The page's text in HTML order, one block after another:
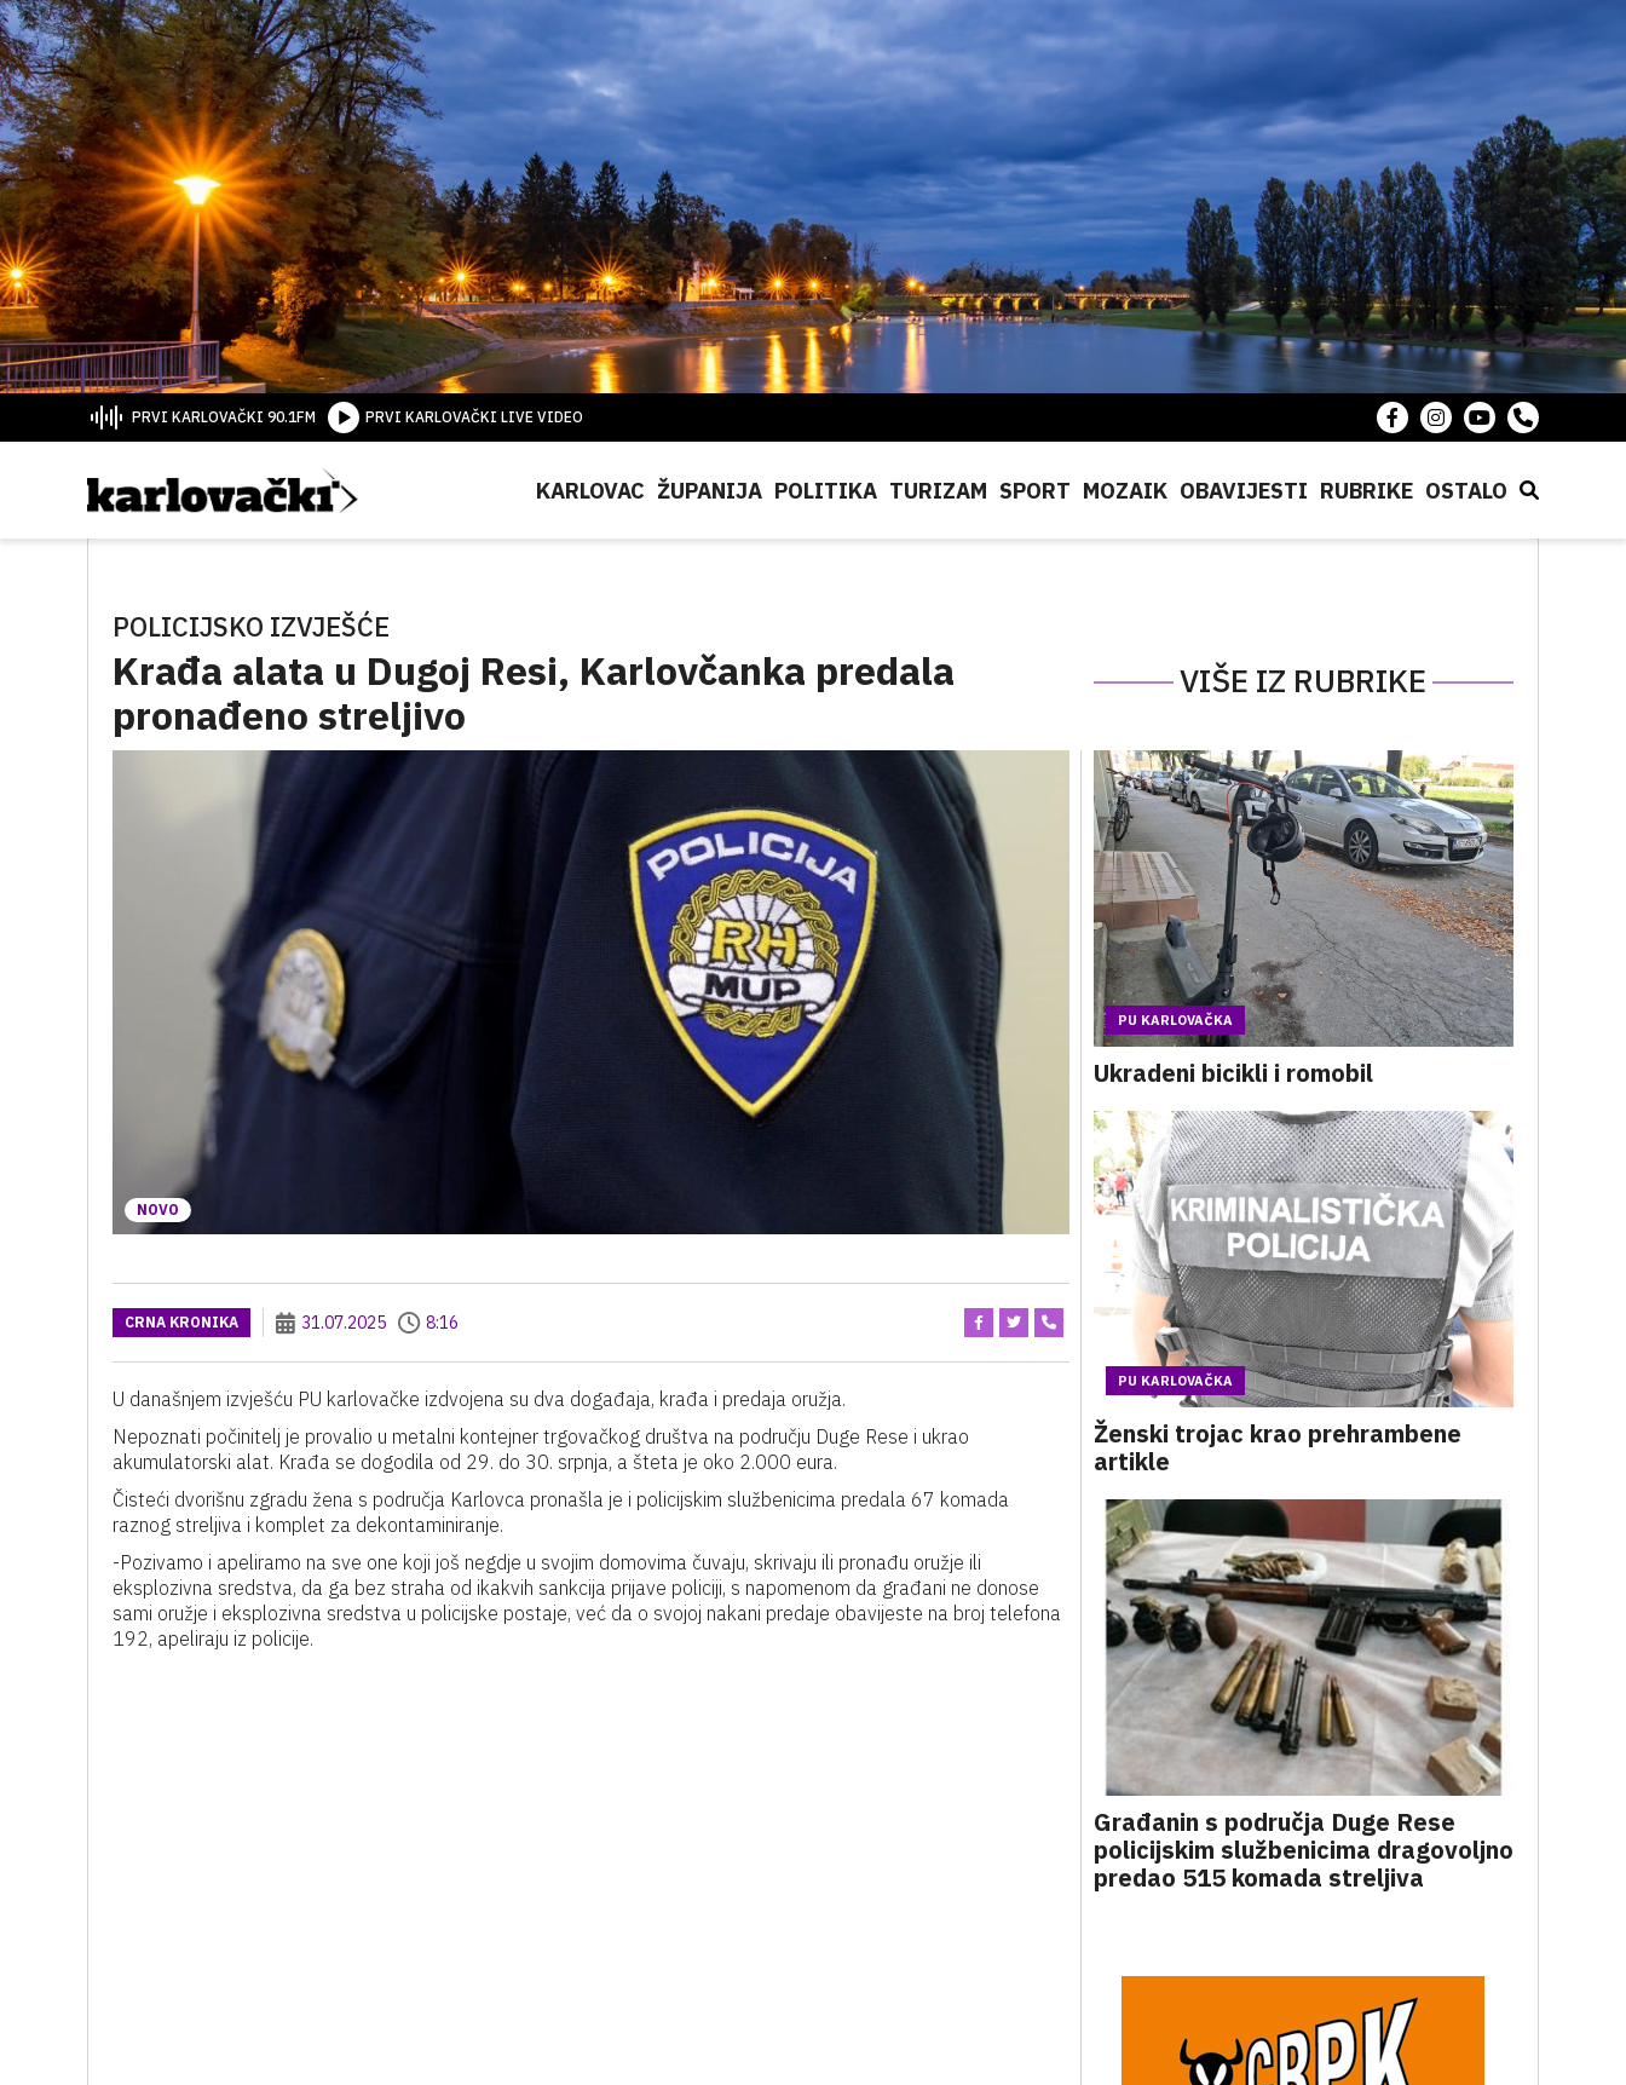
PRVI KARLOVAČKI 90.1FM PRVI KARLOVAČKI LIVE VIDEO
KARLOVAC ŽUPANIJA POLITIKA TURIZAM SPORT MOZAIK OBAVIJESTI RUBRIKE OSTALO
POLICIJSKO IZVJEŠĆE
Krađa alata u Dugoj Resi, Karlovčanka predala
pronađeno streljivo
VIŠE IZ RUBRIKE
NOVO
CRNA KRONIKA 31.07.2025 8:16
U današnjem izvješću PU karlovačke izdvojena su dva događaja, krađa i predaja oružja.
Nepoznati počinitelj je provalio u metalni kontejner trgovačkog društva na području Duge Rese i ukrao
akumulatorski alat. Krađa se dogodila od 29. do 30. srpnja, a šteta je oko 2.000 eura.
Čisteći dvorišnu zgradu žena s područja Karlovca pronašla je i policijskim službenicima predala 67 komada
raznog streljiva i komplet za dekontaminiranje.
-Pozivamo i apeliramo na sve one koji još negdje u svojim domovima čuvaju, skrivaju ili pronađu oružje ili
eksplozivna sredstva, da ga bez straha od ikakvih sankcija prijave policiji, s napomenom da građani ne donose
sami oružje i eksplozivna sredstva u policijske postaje, već da o svojoj nakani predaje obavijeste na broj telefona
192, apeliraju iz policije.
PU KARLOVAČKA
Ukradeni bicikli i romobil
PU KARLOVAČKA
Ženski trojac krao prehrambene
artikle
Građanin s područja Duge Rese
policijskim službenicima dragovoljno
predao 515 komada streljiva